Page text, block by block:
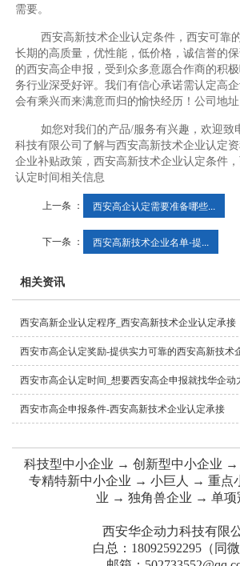
需要。
西安高新技术企业认定条件，西安可靠
长期的高质量，优性能，低价格，诚信誉的
的西安高企申报，受到众多意愿合作商的积
务行业深受好评。我们有信心承诺需认定高
会有乘兴而来满意而归的愉快经历！公司地址
如您对我们的产品/服务有兴趣，欢迎致
科技有限公司了解与西安高新技术企业认定
企业补贴政策，西安高新技术企业认定条件
认定时间相关信息
上一条 ： 西安高企认定需要准备哪些...
下一条 ： 西安高新技术企业名单-提...
相关资讯
西安高新企业认定程序_西安高新技术企业认定承接
西安市高企认定奖励-提供实力可靠的西安高新技术
西安市高企认定时间_想要西安高企申报就找华企动
西安市高企申报条件-西安高新技术企业认定承接
科技型中小企业 → 创新型中小企业
专精特新中小企业 → 小巨人 → 重点
业 → 独角兽企业 → 单项
西安华企动力科技有限
白总：18092592295（同微